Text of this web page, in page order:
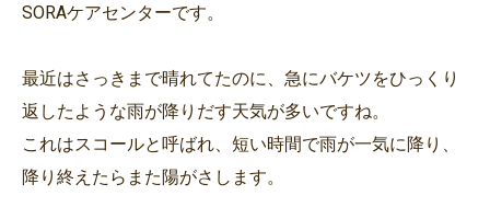
SORAケアセンターです。
最近はさっきまで晴れてたのに、急にバケツをひっくり
返したような雨が降りだす天気が多いですね。
これはスコールと呼ばれ、短い時間で雨が一気に降り、
降り終えたらまた陽がさします。